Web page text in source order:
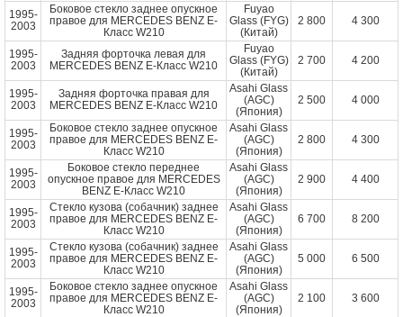
1995-
2003
Боковое стекло заднее опускное
правое для MERCEDES BENZ E-
Класс W210
Fuyao
Glass (FYG)
(Китай)
2 800 4 300
1995-
2003
Задняя форточка левая для
MERCEDES BENZ E-Класс W210
Fuyao
Glass (FYG)
(Китай)
2 700 4 200
1995-
2003
Задняя форточка правая для
MERCEDES BENZ E-Класс W210
Asahi Glass
(AGC)
(Япония)
2 500 4 000
1995-
2003
Боковое стекло заднее опускное
правое для MERCEDES BENZ E-
Класс W210
Asahi Glass
(AGC)
(Япония)
2 800 4 300
1995-
2003
Боковое стекло переднее
опускное правое для MERCEDES
BENZ E-Класс W210
Asahi Glass
(AGC)
(Япония)
2 900 4 400
1995-
2003
Стекло кузова (собачник) заднее
правое для MERCEDES BENZ E-
Класс W210
Asahi Glass
(AGC)
(Япония)
6 700 8 200
1995-
2003
Стекло кузова (собачник) заднее
правое для MERCEDES BENZ E-
Класс W210
Asahi Glass
(AGC)
(Япония)
5 000 6 500
1995-
2003
Боковое стекло заднее опускное
правое для MERCEDES BENZ E-
Класс W210
Asahi Glass
(AGC)
(Япония)
2 100 3 600